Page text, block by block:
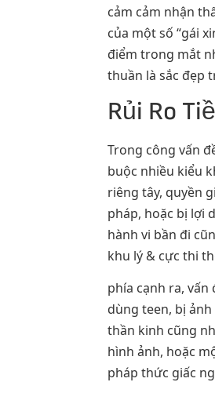
cảm cảm nhận
của một số “gái
điểm trong mắt
thuần là sắc đẹp
Rủi Ro
Trong công vấn
buộc nhiều kiểu
riêng tây, quyền
pháp, hoặc bị lợi
hành vi bần đi
khu lý & cực thi
phía cạnh ra,
dùng teen, bị
thần kinh cũng
hình ảnh, hoặc
pháp thức giấc